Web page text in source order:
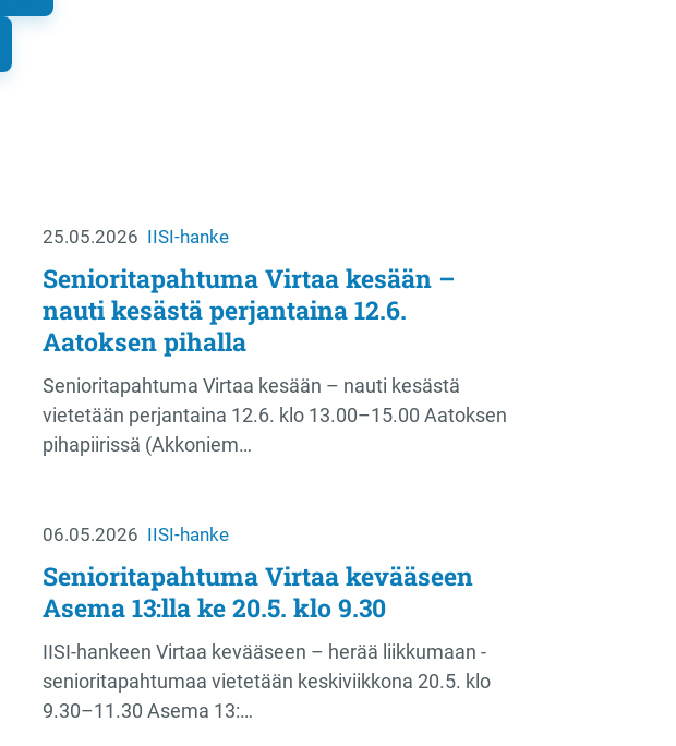
25.05.2026 IISI-hanke
Senioritapahtuma Virtaa kesään –
nauti kesästä perjantaina 12.6.
Aatoksen pihalla
Senioritapahtuma Virtaa kesään – nauti kesästä
vietetään perjantaina 12.6. klo 13.00–15.00 Aatoksen
pihapiirissä (Akkoniem…
06.05.2026 IISI-hanke
Senioritapahtuma Virtaa kevääseen
Asema 13:lla ke 20.5. klo 9.30
IISI-hankeen Virtaa kevääseen – herää liikkumaan -
senioritapahtumaa vietetään keskiviikkona 20.5. klo
9.30–11.30 Asema 13:…